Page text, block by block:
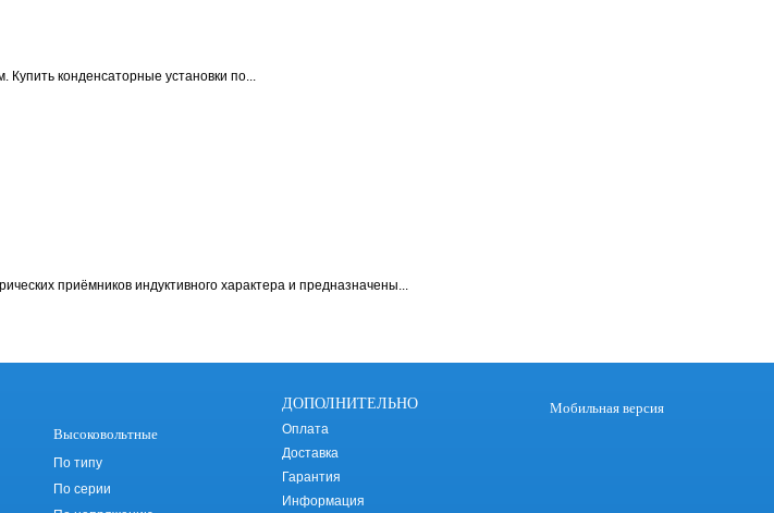
Купить конденсаторные установки по...
приёмников индуктивного характера и предназначены...
Высоковольтные
По типу
По серии
ДОПОЛНИТЕЛЬНО
Оплата
Доставка
Гарантия
Информация
Мобильная версия